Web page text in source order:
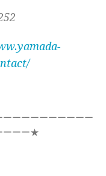
ーーーーーーーーー
ーーー★